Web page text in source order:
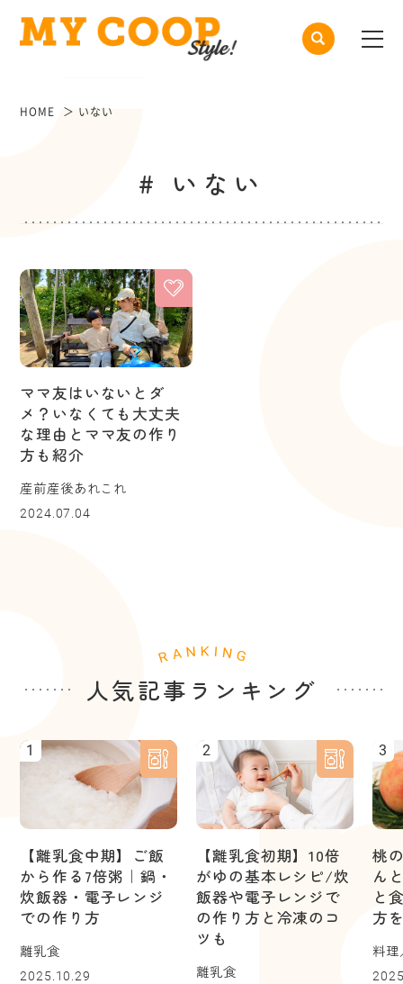
HOME いない
# いない
ママ友はいないとダ
メ？いなくても大丈夫
な理由とママ友の作り
方も紹介
産前産後あれこれ
2024.07.04
人気記事ランキング
1
【離乳食中期】ご飯
から作る7倍粥｜鍋・
炊飯器・電子レンジ
での作り方
離乳食
2025.10.29
2
【離乳食初期】10倍
がゆの基本レシピ/炊
飯器や電子レンジで
の作り方と冷凍のコ
ツも
離乳食
3
桃
ん
と
方
料